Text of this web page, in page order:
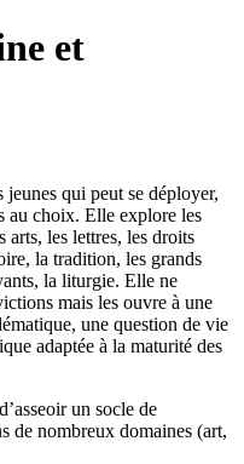
et
qui peut se déployer,
au choix. Elle explore les
arts, les lettres, les droits
la tradition, les grands
la liturgie. Elle ne
mais les ouvre à une
une question de vie
adaptée à la maturité des
un socle de
de nombreux domaines (art,